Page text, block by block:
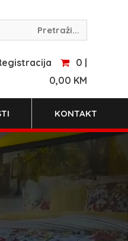
0 |
0,00 KM
KONTAKT